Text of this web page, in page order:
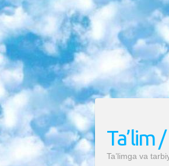
Ta’lim
Ta’limga va